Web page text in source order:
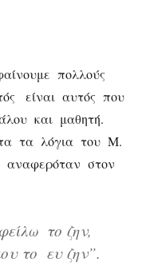
πολλούς
είναι αυτός που
και μαθητή.
τα λόγια του Μ.
στον
το ζην,
το ευ ζην”.